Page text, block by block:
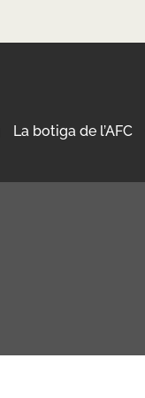
La botiga de l’AFC